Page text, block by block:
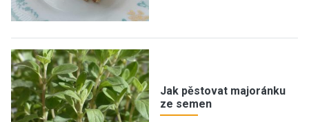
Jak pěstovat majoránku
ze semen